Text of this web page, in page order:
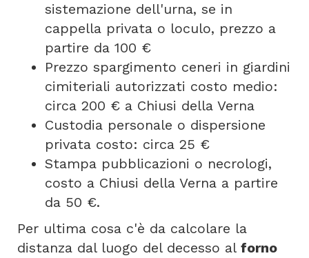
sistemazione dell'urna, se in
cappella privata o loculo, prezzo a
partire da 100 €
Prezzo spargimento ceneri in giardini
cimiteriali autorizzati costo medio:
circa 200 € a Chiusi della Verna
Custodia personale o dispersione
privata costo: circa 25 €
Stampa pubblicazioni o necrologi,
costo a Chiusi della Verna a partire
da 50 €.
Per ultima cosa c'è da calcolare la
distanza dal luogo del decesso al forno